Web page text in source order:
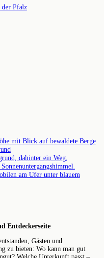
der Pfalz
Entdeckerseite
Gästen und
zu bieten: Wo kann man gut